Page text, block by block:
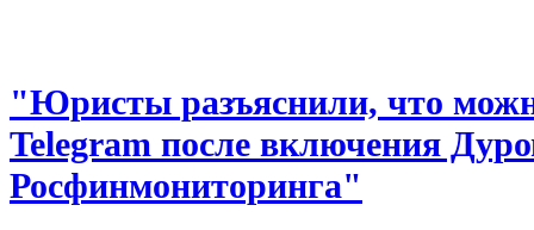
"Юристы разъяснили, что
Telegram после включения
Росфинмониторинга"